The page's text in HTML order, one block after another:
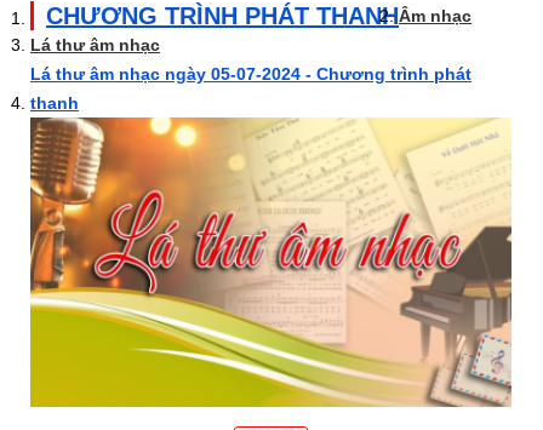
CHƯƠNG TRÌNH PHÁT THANHÂm nhạc
Lá thư âm nhạc
Lá thư âm nhạc ngày 05-07-2024 - Chương trình phát
thanh